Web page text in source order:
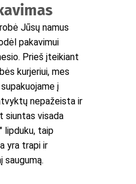
Jūsų namus
pakavimui
Prieš įteikiant
kurjeriui, mes
į
nepažeista ir
siuntas visada
lipduku, taip
yra trapi ir
saugumą.